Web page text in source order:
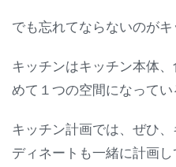
でも忘れてならないのがキ
キッチンはキッチン本体
めて１つの空間になってい
キッチン計画では、ぜひ
ディネートも一緒に計画